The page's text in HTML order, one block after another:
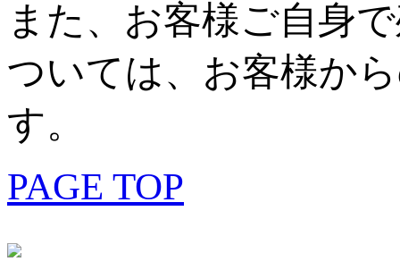
また、お客様ご自身
ついては、お客様か
す。
PAGE TOP